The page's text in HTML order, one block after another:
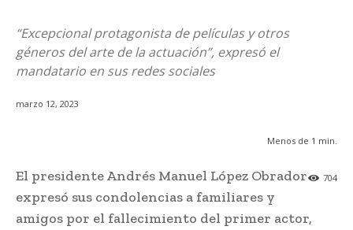
“Excepcional protagonista de películas y otros
géneros del arte de la actuación”, expresó el
mandatario en sus redes sociales
marzo 12, 2023
Menos de 1 min.
704
El presidente Andrés Manuel López Obrador
expresó sus condolencias a familiares y
amigos por el fallecimiento del primer actor,